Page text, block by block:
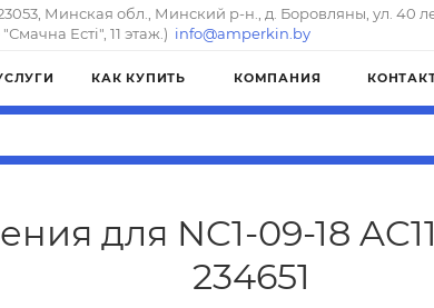
Минская обл., Минский р-н., д. Боровляны, ул. 40
Естi", 11 этаж.) info@amperkin.by
КАК КУПИТЬ КОМПАНИЯ
для NC1-09-18
234651